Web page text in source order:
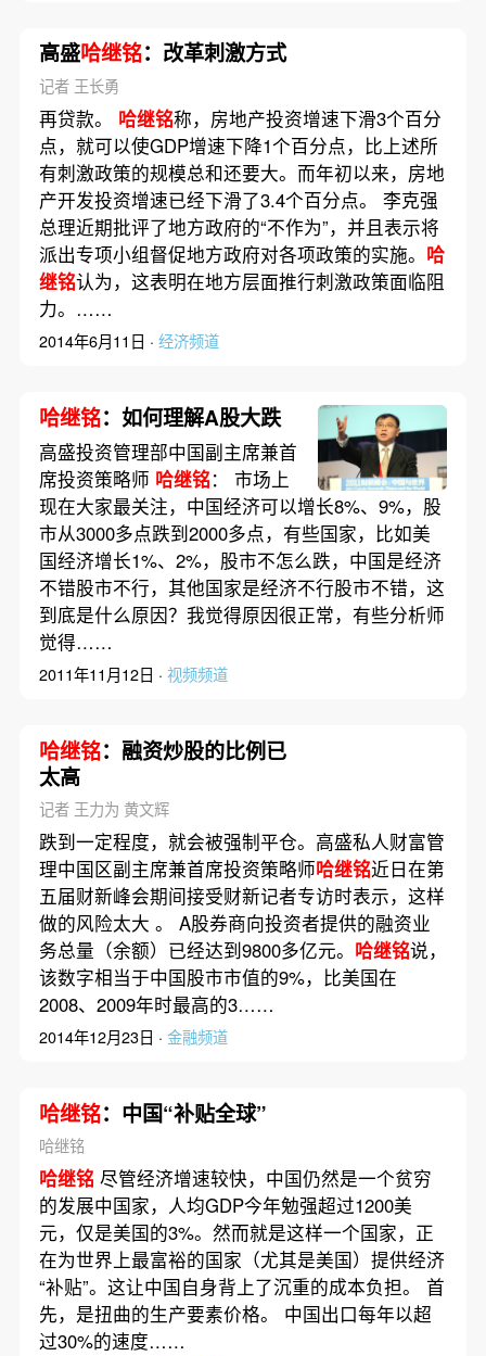
高盛哈继铭：改革刺激方式
记者 王长勇
再贷款。 哈继铭称，房地产投资增速下滑3个百分
点，就可以使GDP增速下降1个百分点，比上述所
有刺激政策的规模总和还要大。而年初以来，房地
产开发投资增速已经下滑了3.4个百分点。 李克强
总理近期批评了地方政府的“不作为”，并且表示将
派出专项小组督促地方政府对各项政策的实施。 哈
继铭认为，这表明在地方层面推行刺激政策面临阻
力。……
2014年6月11日 · 经济频道
哈继铭：如何理解A股大跌
高盛投资管理部中国副主席兼首
席投资策略师 哈继铭： 市场上
现在大家最关注，中国经济可以增长8%、9%，股
市从3000多点跌到2000多点，有些国家，比如美
国经济增长1%、2%，股市不怎么跌，中国是经济
不错股市不行，其他国家是经济不行股市不错，这
到底是什么原因？我觉得原因很正常，有些分析师
觉得……
2011年11月12日 · 视频频道
哈继铭：融资炒股的比例已
太高
记者 王力为 黄文辉
跌到一定程度，就会被强制平仓。高盛私人财富管
理中国区副主席兼首席投资策略师哈继铭近日在第
五届财新峰会期间接受财新记者专访时表示，这样
做的风险太大 。 A股券商向投资者提供的融资业
务总量（余额）已经达到9800多亿元。 哈继铭说，
该数字相当于中国股市市值的9%，比美国在
2008、2009年时最高的3……
2014年12月23日 · 金融频道
哈继铭：中国“补贴全球”
哈继铭
哈继铭 尽管经济增速较快，中国仍然是一个贫穷
的发展中国家，人均GDP今年勉强超过1200美
元，仅是美国的3%。然而就是这样一个国家，正
在为世界上最富裕的国家（尤其是美国）提供经济
“补贴”。这让中国自身背上了沉重的成本负担。 首
先，是扭曲的生产要素价格。 中国出口每年以超
过30%的速度……